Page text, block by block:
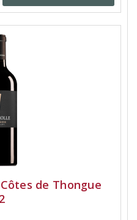
de Thongue